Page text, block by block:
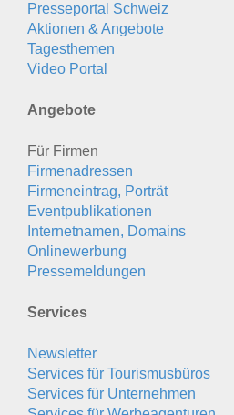
Presseportal Schweiz
Aktionen & Angebote
Tagesthemen
Video Portal
Angebote
Für Firmen
Firmenadressen
Firmeneintrag, Porträt
Eventpublikationen
Internetnamen, Domains
Onlinewerbung
Pressemeldungen
Services
Newsletter
Services für Tourismusbüros
Services für Unternehmen